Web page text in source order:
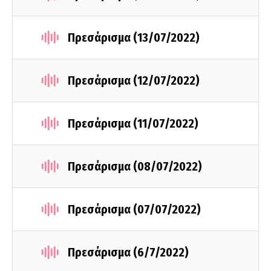
Πρεσάρισμα (13/07/2022)
Πρεσάρισμα (12/07/2022)
Πρεσάρισμα (11/07/2022)
Πρεσάρισμα (08/07/2022)
Πρεσάρισμα (07/07/2022)
Πρεσάρισμα (6/7/2022)